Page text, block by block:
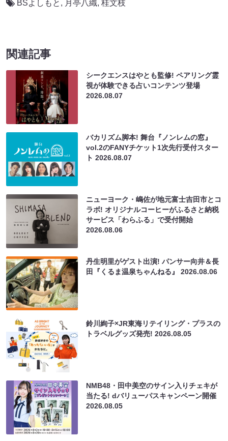
BSよしもと , 月亭八織, 桂文枝
関連記事
シークエンスはやとも監修! ペアリング霊
視が体験できる占いコンテンツ登場
2026.08.07
バカリズム脚本! 舞台『ノンレムの窓』
vol.2のFANYチケット1次先行受付スター
ト2026.08.07
ニューヨーク・嶋佐が地元富士吉田市とコ
ラボ! オリジナルコーヒーがふるさと納税
サービス「わらふる」で受付開始
2026.08.06
丹生明里がゲスト出演! パンサー向井＆長
田『くるま温泉ちゃんねる』2026.08.06
鈴川絢子×JR東海リテイリング・プラスの
トラベルグッズ発売!2026.08.05
NMB48・田中美空のサイン入りチェキが
当たる! dバリューパスキャンペーン開催
2026.08.05